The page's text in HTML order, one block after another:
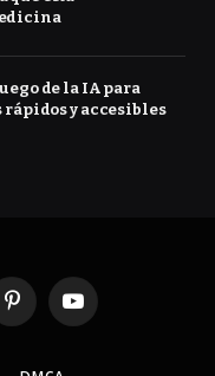
de la IA para
y accesibles
PinterestYouTube